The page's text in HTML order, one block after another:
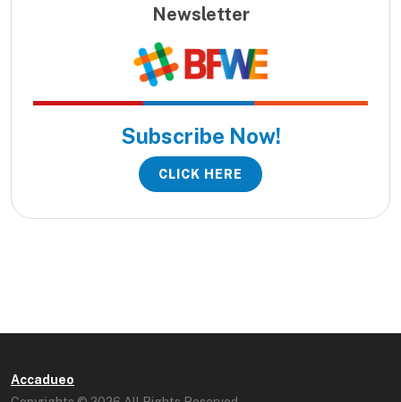
Newsletter
Subscribe Now!
CLICK HERE
Accadueo